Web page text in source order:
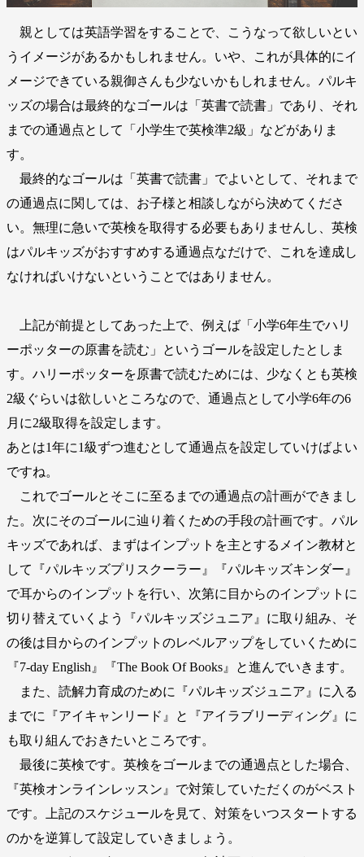
親としては英語学習をすることで、こうなって欲しいとい
うイメージがあるかもしれません。いや、これが具体的にイ
メージできている親御さんも少ないかもしれません。パルキ
ッズの場合は最終的なゴールは「英書で読書」であり、それ
までの通過点として「小学生で英検準2級」などがありま
す。
最終的なゴールは「英書で読書」でよいとして、それまで
の通過点に関しては、お子様と相談しながら決めてくださ
い。無理に急いで英検を取得する必要もありませんし、英検
はパルキッズがおすすめする通過点なだけで、これを達成し
なければいけないということではありません。
上記が前提としてあった上で、例えば「小学6年生でハリ
ーポッターの原書を読む」というゴールを設定したとしま
す。ハリーポッターを原書で読むためには、少なくとも英検
2級ぐらいは欲しいところなので、通過点として小学6年の6
月に2級取得を設定します。
あとは1年に1級ずつ進むとして通過点を設定していけばよい
ですね。
これでゴールとそこに至るまでの通過点の計画ができまし
た。次にそのゴールに辿り着くための手段の計画です。パル
キッズであれば、まずはインプットを主とするメイン教材と
して『パルキッズプリスクーラー』『パルキッズキンダー』
で耳からのインプットを行い、次第に目からのインプットに
切り替えていくよう『パルキッズジュニア』に取り組み、そ
の後は目からのインプットのレベルアップをしていくために
『7-day English』『The Book Of Books』と進んでいきます。
また、読解力育成のために『パルキッズジュニア』に入る
までに『アイキャンリード』と『アイラブリーディング』に
も取り組んでおきたいところです。
最後に英検です。英検をゴールまでの通過点とした場合、
『英検オンラインレッスン』で対策していただくのがベスト
です。上記のスケジュールを見て、対策をいつスタートする
のかを逆算して設定していきましょう。